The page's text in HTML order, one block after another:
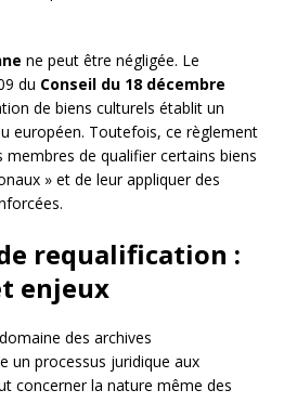
ne peut être négligée. Le
du Conseil du 18 décembre
de biens culturels établit un
européen. Toutefois, ce règlement
de qualifier certains biens
» et de leur appliquer des
requalification :
enjeux
des archives
un processus juridique aux
concerner la nature même des